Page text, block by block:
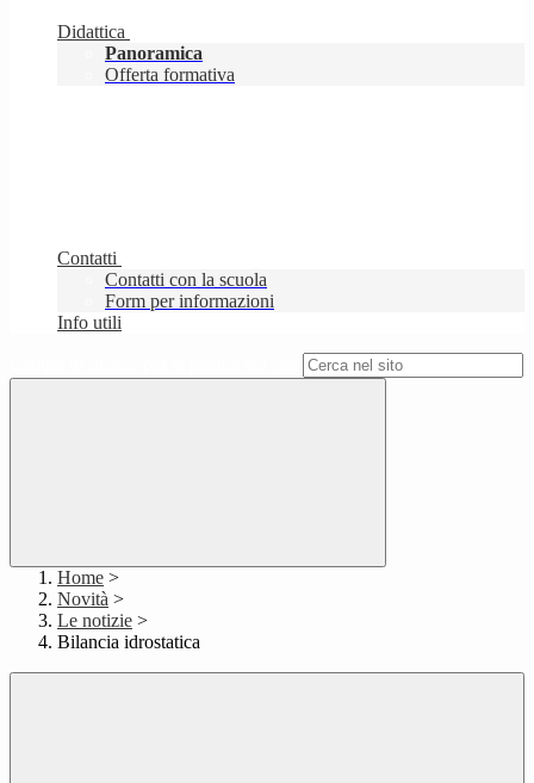
Didattica
Panoramica
Offerta formativa
Contatti
Contatti con la scuola
Form per informazioni
Info utili
Home >
Novità >
Le notizie >
Bilancia idrostatica